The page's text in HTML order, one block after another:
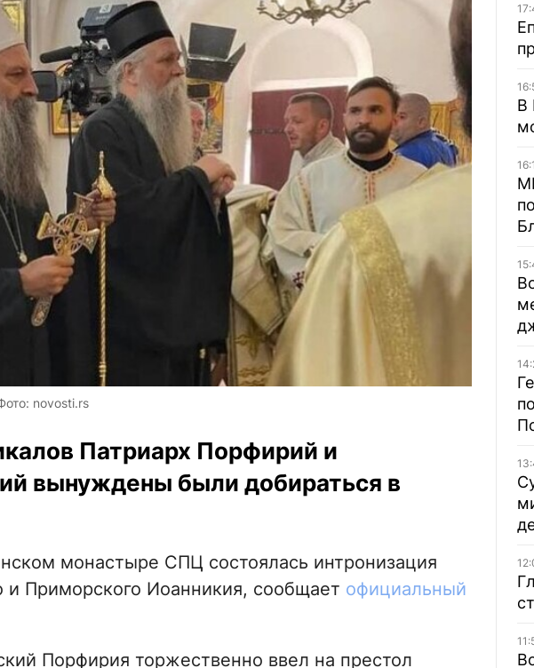
novosti.rs
Патриарх Порфирий и
вынуждены были добираться в
монастыре СПЦ состоялась интронизация
и Приморского Иоанникия, сообщает официальный
Порфирия торжественно ввел на престол
В